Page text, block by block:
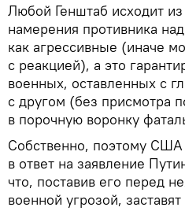
Любой Генштаб исходит
намерения противника
как агрессивные (иначе
с реакцией), а это
военных, оставленных с
с другом (без присмотра
в порочную воронку
Собственно, поэтому
в ответ на заявление
что, поставив его перед
военной угрозой, заставят